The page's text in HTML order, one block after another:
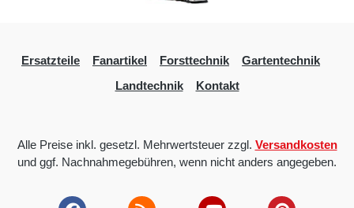
Ersatzteile Fanartikel Forsttechnik
Gartentechnik
Landtechnik
Kontakt
Alle Preise inkl. gesetzl. Mehrwertsteuer zzgl. Versandkosten
und ggf. Nachnahmegebühren, wenn nicht anders angegeben.